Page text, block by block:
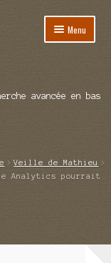
Menu
Ouvrir
avancée en bas
Veille de Mathieu
Analytics pourrait